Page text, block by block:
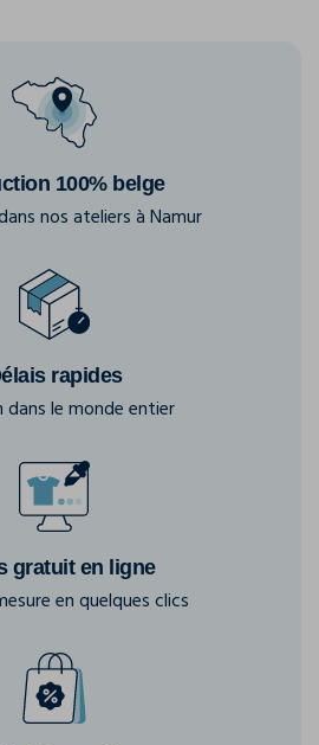
100% belge
nos ateliers à Namur
rapides
dans le monde entier
gratuit en ligne
en quelques clics